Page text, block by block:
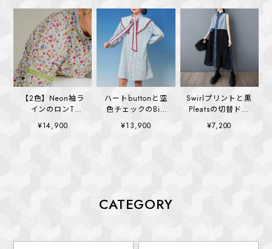
【2色】Neon袖ラ
インのロンT
(kai1355)
¥14,900
ハートbuttonと空
色チェックのBig
collar ワンピース
(kai1328)
¥13,900
Swirlプリントと黒
Pleatsの切替ドレ
ス (kai1390)
¥7,200
CATEGORY